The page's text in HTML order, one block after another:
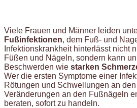
Viele Frauen und Männer leiden
Fußinfektionen, dem Fuß- und
Infektionskrankheit hinterlässt nicht
Füßen und Nägeln, sondern kann
Beschwerden wie starken
Wer die ersten Symptome einer
Rötungen und Schwellungen an
Veränderungen an den Fußnägeln
beraten, sofort zu handeln.